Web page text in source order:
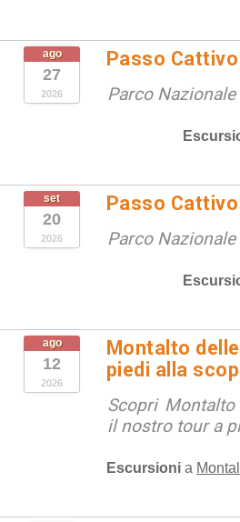
ago
27
2026
Passo
Parco
set
20
2026
Passo
Parco
ago
12
2026
Montalto
piedi alla
Scopri
il nostro tour a
Escursioni a